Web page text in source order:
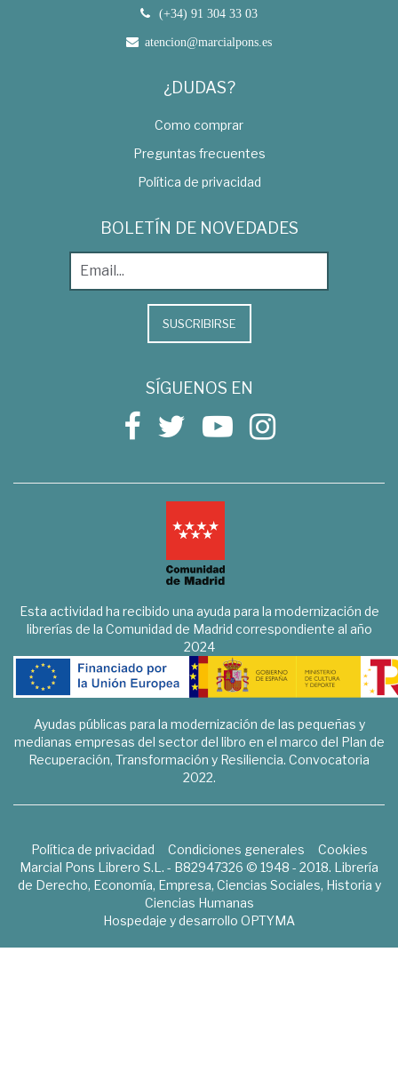
(+34) 91 304 33 03
atencion@marcialpons.es
¿DUDAS?
Como comprar
Preguntas frecuentes
Política de privacidad
BOLETÍN DE NOVEDADES
SUSCRIBIRSE
SÍGUENOS EN
Esta actividad ha recibido una ayuda para la modernización de
librerías de la Comunidad de Madrid correspondiente al año
2024
Ayudas públicas para la modernización de las pequeñas y
medianas empresas del sector del libro en el marco del Plan de
Recuperación, Transformación y Resiliencia. Convocatoria
2022.
Política de privacidad Condiciones generales
Cookies
Marcial Pons Librero S.L. - B82947326 © 1948 - 2018. Librería
de Derecho, Economía, Empresa, Ciencias Sociales, Historia y
Ciencias Humanas
Hospedaje y desarrollo OPTYMA